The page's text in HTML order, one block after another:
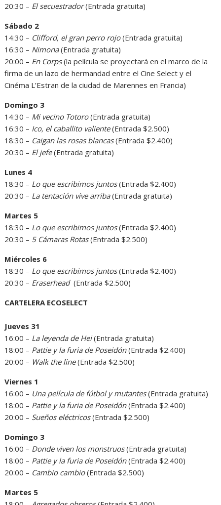
20:30 – El secuestrador(Entrada gratuita)
Sábado 2
14:30 – Clifford, el gran perro rojo(Entrada gratuita)
16:30 – Nimona(Entrada gratuita)
20:00 – En Corps(la película se proyectará en el marco de la
firma de un lazo de hermandad entre el Cine Select y el
Cinéma L’Estran de la ciudad de Marennes en Francia)
Domingo 3
14:30 – Mi vecino Totoro(Entrada gratuita)
16:30 – Ico, el caballito valiente(Entrada $2.500)
18:30 – Caigan las rosas blancas(Entrada $2.400)
20:30 – El jefe(Entrada gratuita)
Lunes 4
18:30 – Lo que escribimos juntos(Entrada $2.400)
20:30 – La tentación vive arriba(Entrada gratuita)
Martes 5
18:30 – Lo que escribimos juntos(Entrada $2.400)
20:30 – 5 Cámaras Rotas(Entrada $2.500)
Miércoles 6
18:30 – Lo que escribimos juntos(Entrada $2.400)
20:30 – Eraserhead(Entrada $2.500)
CARTELERA ECOSELECT
Jueves 31
16:00 – La leyenda de Hei(Entrada gratuita)
18:00 – Pattie y la furia de Poseidón(Entrada $2.400)
20:00 – Walk the line(Entrada $2.500)
Viernes 1
16:00 – Una película de fútbol y mutantes(Entrada gratuita)
18:00 – Pattie y la furia de Poseidón(Entrada $2.400)
20:00 – Sueños eléctricos(Entrada $2.500)
Domingo 3
16:00 – Donde viven los monstruos(Entrada gratuita)
18:00 – Pattie y la furia de Poseidón(Entrada $2.400)
20:00 – Cambio cambio(Entrada $2.500)
Martes 5